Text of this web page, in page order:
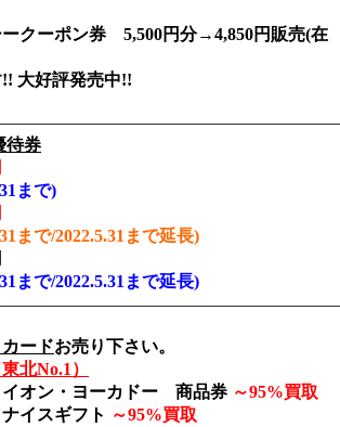
クーポン券 5,500円分→4,850円販売(在
大好評発売中!!
待券
まで)
まで/2022.5.31まで延長)
まで/2022.5.31まで延長)
ードお売り下さい。
北No.1）
イオン・ヨーカドー 商品券 ～95%買取
イスギフト ～95%買取